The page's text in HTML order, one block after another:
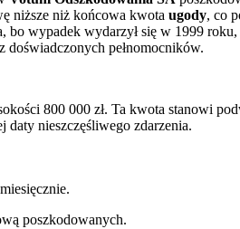
niższe niż końcowa kwota ugody, co
bo wypadek wydarzył się w 1999
doświadczonych pełnomocników.
800 000 zł. Ta kwota stanowi
daty nieszczęśliwego zdarzenia.
poszkodowanych.